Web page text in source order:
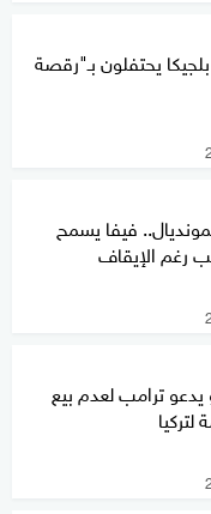
يحتفلون بـ"رقصة
فيفا يسمح
رغم الإيقاف
يدعو ترامب لعدم بيع